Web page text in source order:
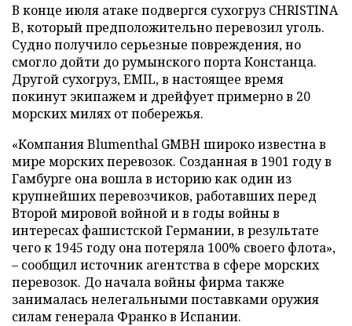
В конце июля атаке подвергся сухогруз CHRISTINA
B, который предположительно перевозил уголь.
Судно получило серьезные повреждения, но
смогло дойти до румынского порта Констанца.
Другой сухогруз, EMIL, в настоящее время
покинут экипажем и дрейфует примерно в 20
морских милях от побережья.
«Компания Blumenthal GMBH широко известна в
мире морских перевозок. Созданная в 1901 году в
Гамбурге она вошла в историю как один из
крупнейших перевозчиков, работавших перед
Второй мировой войной и в годы войны в
интересах фашистской Германии, в результате
чего к 1945 году она потеряла 100% своего флота»,
– сообщил источник агентства в сфере морских
перевозок. До начала войны фирма также
занималась нелегальными поставками оружия
силам генерала Франко в Испании.